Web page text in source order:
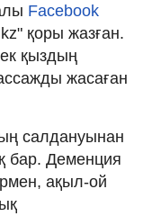
Facebook
қоры жазған.
қыздың
жасаған
салдануынан
бар. Деменция
ақыл-ой